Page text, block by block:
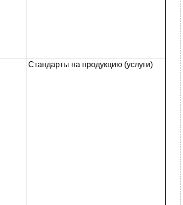
Стандарты на продукцию (услуги)